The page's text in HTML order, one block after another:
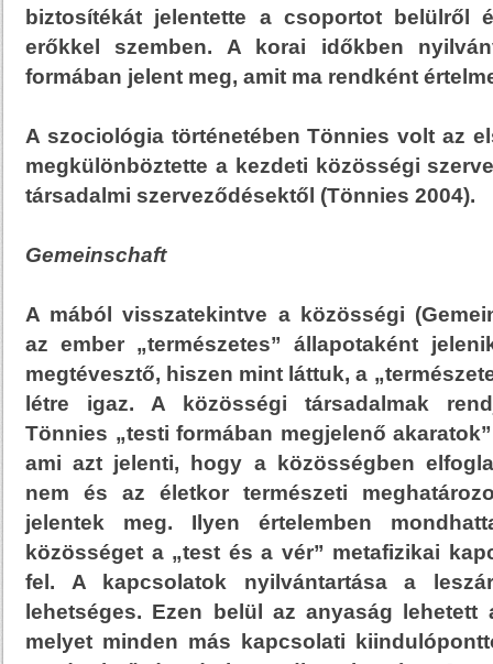
biztosítékát jelentette a csoportot belülről
erőkkel szemben. A korai időkben
formában jelent meg, amit ma rendként
A szociológia történetében Tönnies volt az
megkülönböztette a kezdeti közösségi
társadalmi szerveződésektől (Tönnies 2004).
Gemeinschaft
A mából visszatekintve a közösségi
az ember „természetes” állapotaként
megtévesztő, hiszen mint láttuk, a
létre igaz. A közösségi társadalmak
Tönnies „testi formában megjelenő
ami azt jelenti, hogy a közösségben
nem és az életkor természeti
jelentek meg. Ilyen értelemben
közösséget a „test és a vér” metafizikai
fel. A kapcsolatok nyilvántartása a
lehetséges. Ezen belül az anyaság
melyet minden más kapcsolati